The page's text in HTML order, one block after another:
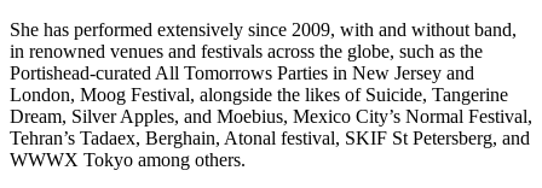
She has performed extensively since 2009, with and without band,
in renowned venues and festivals across the globe, such as the
Portishead-curated All Tomorrows Parties in New Jersey and
London, Moog Festival, alongside the likes of Suicide, Tangerine
Dream, Silver Apples, and Moebius, Mexico City’s Normal Festival,
Tehran’s Tadaex, Berghain, Atonal festival, SKIF St Petersberg, and
WWWX Tokyo among others.